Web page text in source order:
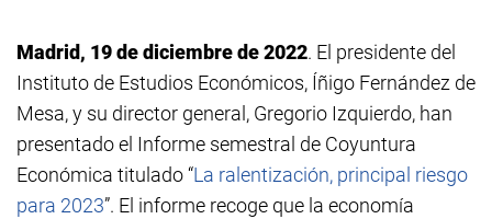
Madrid, 19 de diciembre de 2022. El presidente del
Instituto de Estudios Económicos, Íñigo Fernández de
Mesa, y su director general, Gregorio Izquierdo, han
presentado el Informe semestral de Coyuntura
Económica titulado “La ralentización, principal riesgo
para 2023”. El informe recoge que la economía